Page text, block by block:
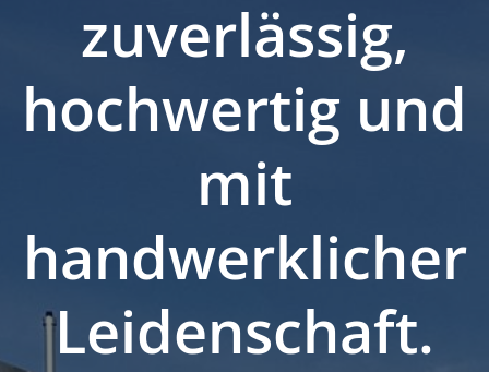
zuverlässig,
hochwertig und
mit
handwerklicher
Leidenschaft.